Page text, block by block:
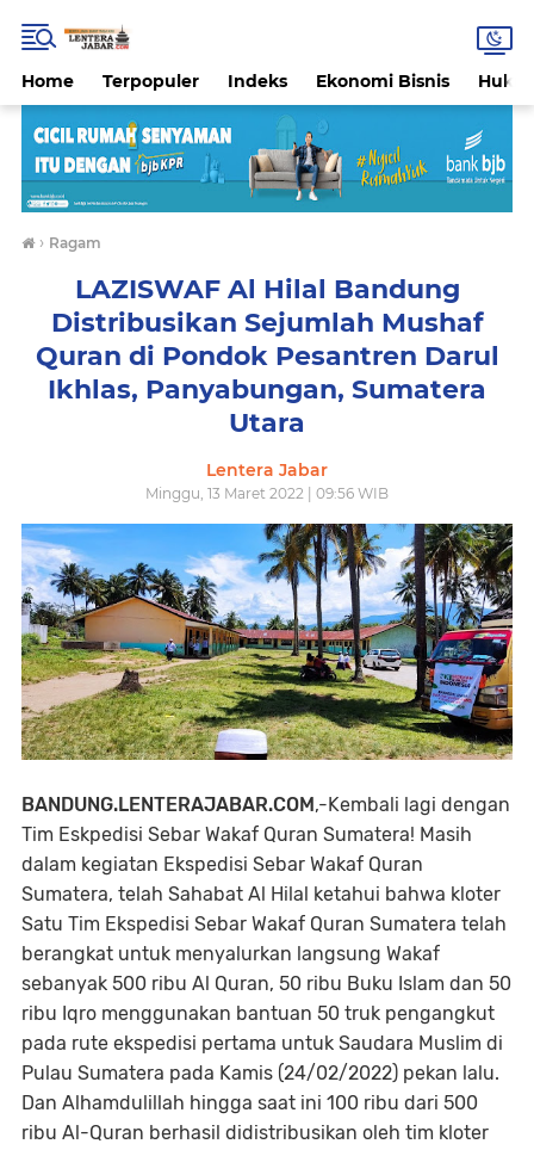
Home Terpopuler Indeks Ekonomi Bisnis
› Ragam
LAZISWAF Al Hilal Bandung
Distribusikan Sejumlah Mushaf
Quran di Pondok Pesantren Darul
Ikhlas, Panyabungan, Sumatera
Utara
Lentera Jabar
Minggu, 13 Maret 2022 | 09:56 WIB
BANDUNG.LENTERAJABAR.COM ,-Kembali lagi dengan
Tim Eskpedisi Sebar Wakaf Quran Sumatera! Masih
dalam kegiatan Ekspedisi Sebar Wakaf Quran
Sumatera, telah Sahabat Al Hilal ketahui bahwa kloter
Satu Tim Ekspedisi Sebar Wakaf Quran Sumatera telah
berangkat untuk menyalurkan langsung Wakaf
sebanyak 500 ribu Al Quran, 50 ribu Buku Islam dan 50
ribu Iqro menggunakan bantuan 50 truk pengangkut
pada rute ekspedisi pertama untuk Saudara Muslim di
Pulau Sumatera pada Kamis (24/02/2022) pekan lalu.
Dan Alhamdulillah hingga saat ini 100 ribu dari 500
ribu Al-Quran berhasil didistribusikan oleh tim kloter